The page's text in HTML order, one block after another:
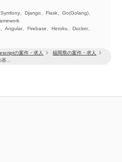
の案件・求人
福岡県の案件・求人
...
、Django、Flask、Go(Golang)、
Angular、Firebase、Heroku、Docker、